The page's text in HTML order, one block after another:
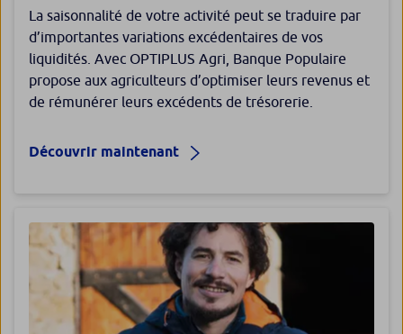
La saisonnalité de votre activité peut se traduire par
d’importantes variations excédentaires de vos
liquidités. Avec OPTIPLUS Agri, Banque Populaire
propose aux agriculteurs d’optimiser leurs revenus et
de rémunérer leurs excédents de trésorerie.
Découvrir maintenant